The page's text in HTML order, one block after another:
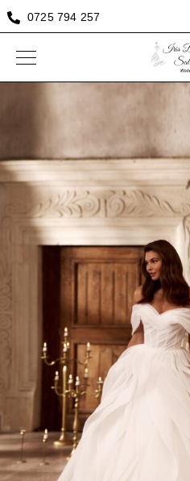
0725 794 257